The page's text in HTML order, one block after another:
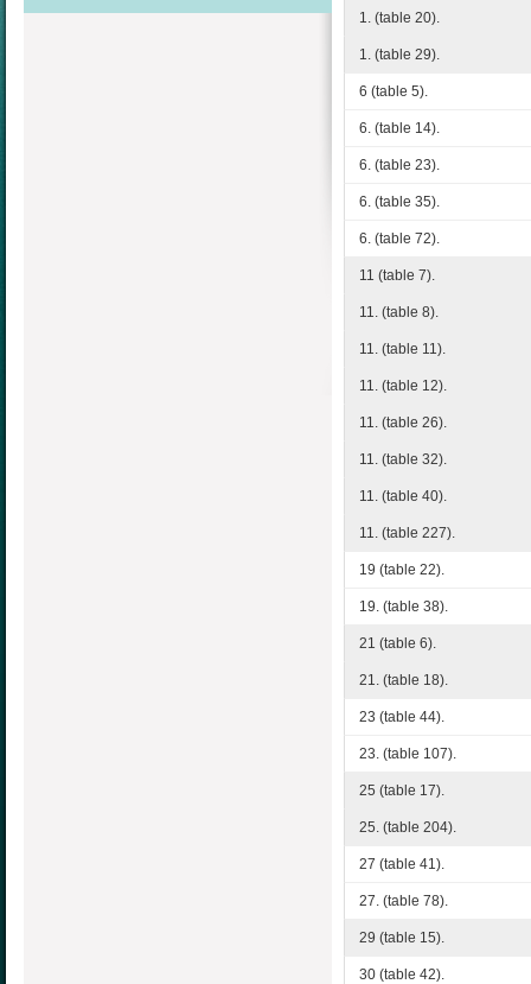
1. (table 20).
1. (table 29).
6 (table 5).
6. (table 14).
6. (table 23).
6. (table 35).
6. (table 72).
11 (table 7).
11. (table 8).
11. (table 11).
11. (table 12).
11. (table 26).
11. (table 32).
11. (table 40).
11. (table 227).
19 (table 22).
19. (table 38).
21 (table 6).
21. (table 18).
23 (table 44).
23. (table 107).
25 (table 17).
25. (table 204).
27 (table 41).
27. (table 78).
29 (table 15).
30 (table 42).